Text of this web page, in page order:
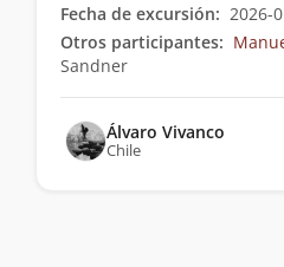
Fecha de excursión: 2026-
Otros participantes:
Sandner
Álvaro Vivanco
Chile